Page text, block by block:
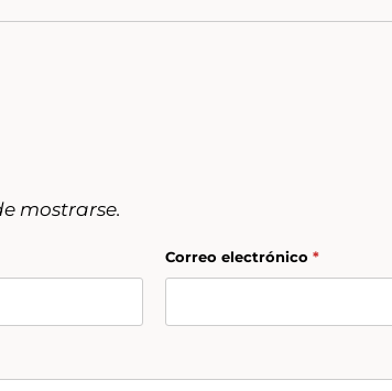
mostrarse.
Correo electrónico *